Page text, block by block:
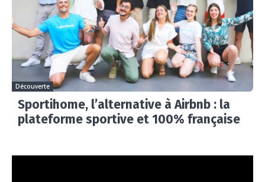
Découverte
Sportihome, l’alternative à Airbnb : la
plateforme sportive et 100% française